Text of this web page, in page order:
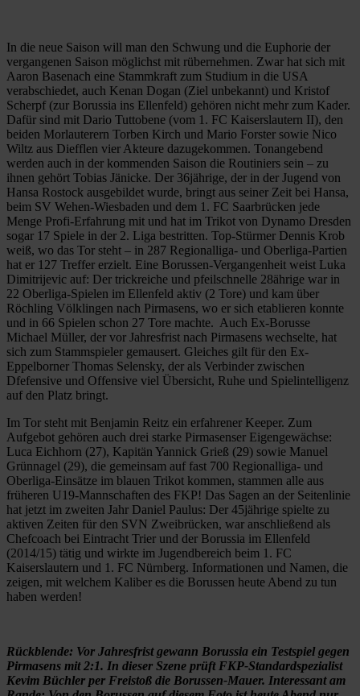
In die neue Saison will man den Schwung und die Euphorie der
vergangenen Saison möglichst mit rübernehmen. Zwar hat sich mit
Aaron Basenach eine Stammkraft zum Studium in die USA
verabschiedet, auch Kenan Dogan (Ziel unbekannt) und Kristof
Scherpf (zur Borussia ins Ellenfeld) gehören nicht mehr zum Kader.
Dafür sind mit Dario Tuttobene (vom 1. FC Kaiserslautern II), den
beiden Morlauterern Torben Kirch und Mario Forster sowie Nico
Wiltz aus Diefflen vier Akteure dazugekommen. Tonangebend
werden auch in der kommenden Saison die Routiniers sein – zu
ihnen gehört Tobias Jänicke. Der 36jährige, der in der Jugend von
Hansa Rostock ausgebildet wurde, bringt aus seiner Zeit bei Hansa,
beim SV Wehen-Wiesbaden und dem 1. FC Saarbrücken jede
Menge Profi-Erfahrung mit und hat im Trikot von Dynamo Dresden
sogar 17 Spiele in der 2. Liga bestritten. Top-Stürmer Dennis Krob
weiß, wo das Tor steht – in 287 Regionalliga- und Oberliga-Partien
hat er 127 Treffer erzielt. Eine Borussen-Vergangenheit weist Luka
Dimitrijevic auf: Der trickreiche und pfeilschnelle 28ährige war in
22 Oberliga-Spielen im Ellenfeld aktiv (2 Tore) und kam über
Röchling Völklingen nach Pirmasens, wo er sich etablieren konnte
und in 66 Spielen schon 27 Tore machte. Auch Ex-Borusse
Michael Müller, der vor Jahresfrist nach Pirmasens wechselte, hat
sich zum Stammspieler gemausert. Gleiches gilt für den Ex-
Eppelborner Thomas Selensky, der als Verbinder zwischen
Dfefensive und Offensive viel Übersicht, Ruhe und Spielintelligenz
auf den Platz bringt.
Im Tor steht mit Benjamin Reitz ein erfahrener Keeper. Zum
Aufgebot gehören auch drei starke Pirmasenser Eigengewächse:
Luca Eichhorn (27), Kapitän Yannick Grieß (29) sowie Manuel
Grünnagel (29), die gemeinsam auf fast 700 Regionalliga- und
Oberliga-Einsätze im blauen Trikot kommen, stammen alle aus
früheren U19-Mannschaften des FKP! Das Sagen an der Seitenlinie
hat jetzt im zweiten Jahr Daniel Paulus: Der 45jährige spielte zu
aktiven Zeiten für den SVN Zweibrücken, war anschließend als
Chefcoach bei Eintracht Trier und der Borussia im Ellenfeld
(2014/15) tätig und wirkte im Jugendbereich beim 1. FC
Kaiserslautern und 1. FC Nürnberg. Informationen und Namen, die
zeigen, mit welchem Kaliber es die Borussen heute Abend zu tun
haben werden!
Rückblende: Vor Jahresfrist gewann Borussia ein Testspiel gegen
Pirmasens mit 2:1. In dieser Szene prüft FKP-Standardspezialist
Kevim Büchler per Freistoß die Borussen-Mauer. Interessant am